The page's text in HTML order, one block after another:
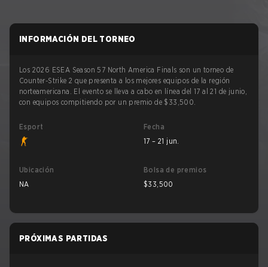
INFORMACIÓN DEL TORNEO
Los 2026 ESEA Season 57 North America Finals son un torneo de
Counter-Strike 2 que presenta a los mejores equipos de la región
norteamericana. El evento se lleva a cabo en línea del 17 al 21 de junio,
con equipos compitiendo por un premio de $33,500.
Esport
Fecha
17 – 21 jun.
Ubicación
NA
Bolsa de premios
$33,500
PRÓXIMAS PARTIDAS